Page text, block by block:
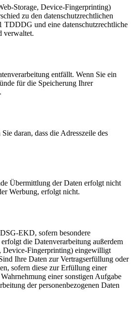
Storage, Device-Fingerprinting)
zu den datenschutzrechtlichen
TDDDG und eine datenschutzrechtliche
verwaltet.
entfällt. Wenn Sie ein
für die Speicherung Ihrer
daran, dass die Adresszeile des
Übermittlung der Daten erfolgt nicht
Werbung, erfolgt nicht.
EKD, sofern besondere
die Datenverarbeitung außerdem
Device-Fingerprinting) eingewilligt
Ihre Daten zur Vertragserfüllung oder
sofern diese zur Erfüllung einer
einer sonstigen Aufgabe
der personenbezogenen Daten